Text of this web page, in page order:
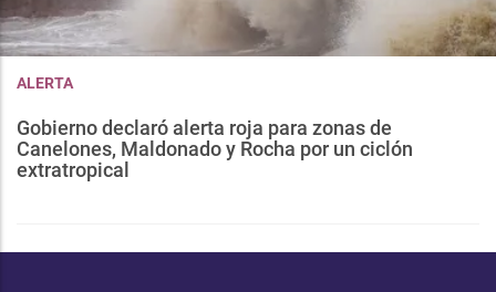
ALERTA
Gobierno declaró alerta roja para zonas de
Canelones, Maldonado y Rocha por un ciclón
extratropical